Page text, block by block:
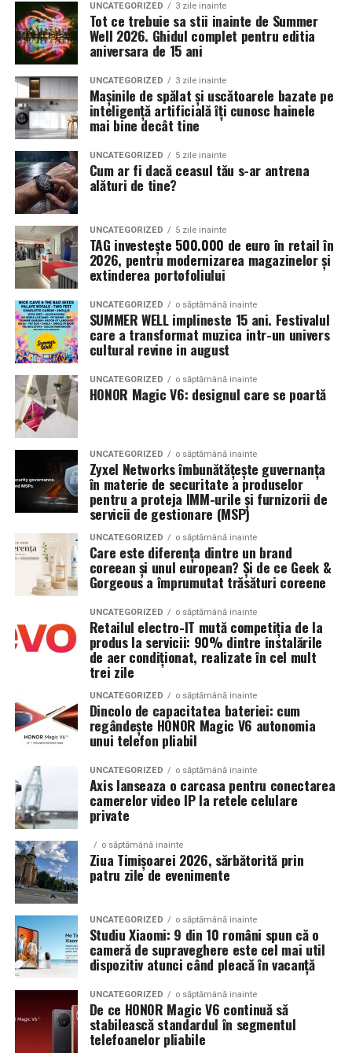
distinctiv tip „cushion”, care a debutat cu Galaxy Watch
Ultra, definește acum întreaga gamă Galaxy Watch.
Pentru a obține cel mai subțire design de până acum,
structura internă a Galaxy Watch8 a fost complet
reproiectată și capacitatea de montare a
componentelor a fost îmbunătățită cu 30%, rezultând
un design cu 11% mai subțire. Combinat cu sistemul
Dynamic Lug, acest design asigură o mișcare naturală pe
încheietură, oferind confort, stabilitate și o acuratețe
mai mare a măsurătorilor de sănătate.
Designul elegant al Galaxy Watch8 este completat de
performanțele sale excepționale. Chiar și atunci când vă
aflați în aer liber sub lumina puternică a soarelui,
ecranul este cu 50% mai luminos2cu o luminozitate de
vârf de 3.000nits pentru o vizibilitate ușoară, iar bateria
îmbunătățită
2asigură un stil de viață activ. În plus, GPS-
ul cu frecvență dublă oferă rezultate de localizare mai
detaliate și mai precise2, iar noul procesor de 3nm oferă
o performanță mai rapidă și o eficiență energetică mai
mare. Cu ajutorul senzorului BioActive revoluționar, care
permite o cunoaștere mai profundă și mai precisă a
stării de sănătate, seria Galaxy Watch8 contribuie la
furnizarea unei viziuni holistice asupra sănătății tale.
Motivație pentru schimbări durabile în stilul de
viață
Somnul este o fereastră către sănătatea dvs. generală și
fiecare noapte odihnitoare permite corpului și minții
voastre să se recupereze imediat a doua zi. Acesta este
motivul pentru care Samsung îmbunătățește continuu
experiența somnului, oferind coaching personalizat
pentru somn, ajutând la crearea unui mediu optim de
somn și chiar detectând semnele moderate până la
severe de apnee în somn. În plus, seria Galaxy Watch8
noi caracteristici unice de sănătate
Samsung Health, care vă ajută să creeați obiceiuri mai
sănătoase prin informații instantanee și motivaționale –
de la somn la nutriție și antrenament.
Bedtime Guidancepoate măsura ritmul dvs. circadian
pentru a vă sugera momentul optim de culcare, astfel
încât să vă treziți odihnit în dimineața următoare.
Vascular load
stres asupra sistemului vascular în timpul somnului.
Oferind informații cu privire la diverși factori ai stilului
de viață, inclusiv somnul, stresul și activitatea, vă ajută
să adoptați o abordare mai amplă în ceea ce privește
gestionarea sănătății dvs.
Între timp, seria Galaxy Watch8 introduceantioxidant
permite să măsurați nivelurile de carotenoizi în doar
cinci secunde și să faceți alegeri informate privind stilul
de viață pentru o îmbătrânire sănătoasă.
UNCATEGORIZED 3 zile inainte
Tot ce trebuie sa stii inainte de Summer
Well 2026. Ghidul complet pentru editia
aniversara de 15 ani
UNCATEGORIZED 3 zile inainte
Mașinile de spălat și uscătoarele bazate pe
inteligență artificială îți cunosc hainele
mai bine decât tine
UNCATEGORIZED 5 zile inainte
Cum ar fi dacă ceasul tău s-ar antrena
alături de tine?
UNCATEGORIZED 5 zile inainte
TAG investește 500.000 de euro în retail în
2026, pentru modernizarea magazinelor și
extinderea portofoliului
UNCATEGORIZED o săptămână inainte
SUMMER WELL implineste 15 ani. Festivalul
care a transformat muzica intr-un univers
cultural revine in august
UNCATEGORIZED o săptămână inainte
HONOR Magic V6: designul care se poartă
UNCATEGORIZED o săptămână inainte
Zyxel Networks îmbunătățește guvernanța
în materie de securitate a produselor
pentru a proteja IMM-urile și furnizorii de
servicii de gestionare (MSP)
UNCATEGORIZED o săptămână inainte
Care este diferența dintre un brand
coreean și unul european? Și de ce Geek &
Gorgeous a împrumutat trăsături coreene
UNCATEGORIZED o săptămână inainte
Retailul electro-IT mută competiția de la
produs la servicii: 90% dintre instalările
de aer condiționat, realizate în cel mult
trei zile
UNCATEGORIZED o săptămână inainte
Dincolo de capacitatea bateriei: cum
regândește HONOR Magic V6 autonomia
unui telefon pliabil
UNCATEGORIZED o săptămână inainte
Axis lanseaza o carcasa pentru conectarea
camerelor video IP la retele celulare
private
o săptămână inainte
Ziua Timișoarei 2026, sărbătorită prin
patru zile de evenimente
UNCATEGORIZED o săptămână inainte
Studiu Xiaomi: 9 din 10 români spun că o
cameră de supraveghere este cel mai util
dispozitiv atunci când pleacă în vacanță
UNCATEGORIZED o săptămână inainte
De ce HONOR Magic V6 continuă să
stabilească standardul în segmentul
telefoanelor pliabile